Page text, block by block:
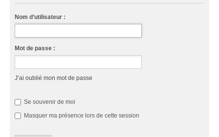
Nom d’utilisateur :
Mot de passe :
J’ai oublié mon mot de passe
Se souvenir de moi
Masquer ma présence lors de cette session